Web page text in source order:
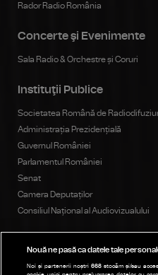
Rador Radio România
Concerte şi Evenimente
Sala Radio & Orchestre și Coruri
Instituţii Publice
Societatea Română de
Administrația Prezidențială
Guvernul României
Parlamentul României
Senat
Camera Deputaților
Consiliul Național al Audiovizualului
Nouă ne pasă ca datele tale
Noi și partenerii noștri668 stocăm și/sau